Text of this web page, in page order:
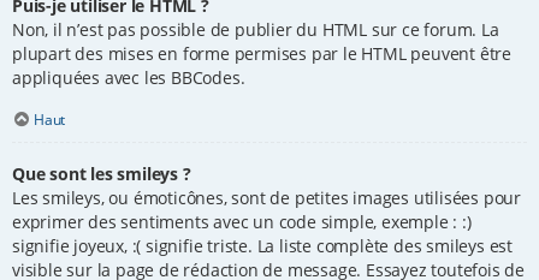
Puis-je utiliser le HTML ?
Non, il n’est pas possible de publier du HTML sur ce forum. La
plupart des mises en forme permises par le HTML peuvent être
appliquées avec les BBCodes.
Haut
Que sont les smileys ?
Les smileys, ou émoticônes, sont de petites images utilisées pour
exprimer des sentiments avec un code simple, exemple : :)
signifie joyeux, :( signifie triste. La liste complète des smileys est
visible sur la page de rédaction de message. Essayez toutefois de